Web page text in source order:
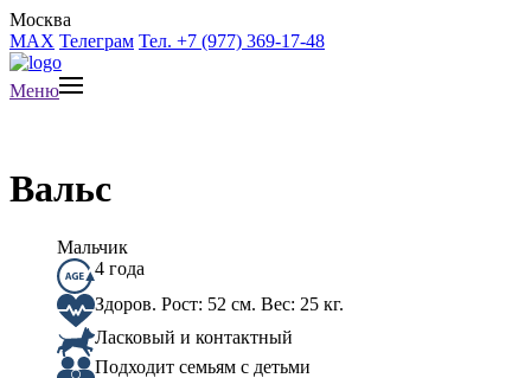
Москва
MAX Телеграм Тел. +7 (977) 369-17-48
Меню
Вальс
Мальчик
4 года
Здоров. Рост: 52 см. Вес: 25 кг.
Ласковый и контактный
Подходит семьям с детьми